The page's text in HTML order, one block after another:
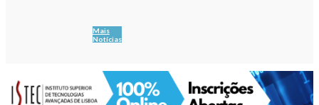
Mais
Notícias